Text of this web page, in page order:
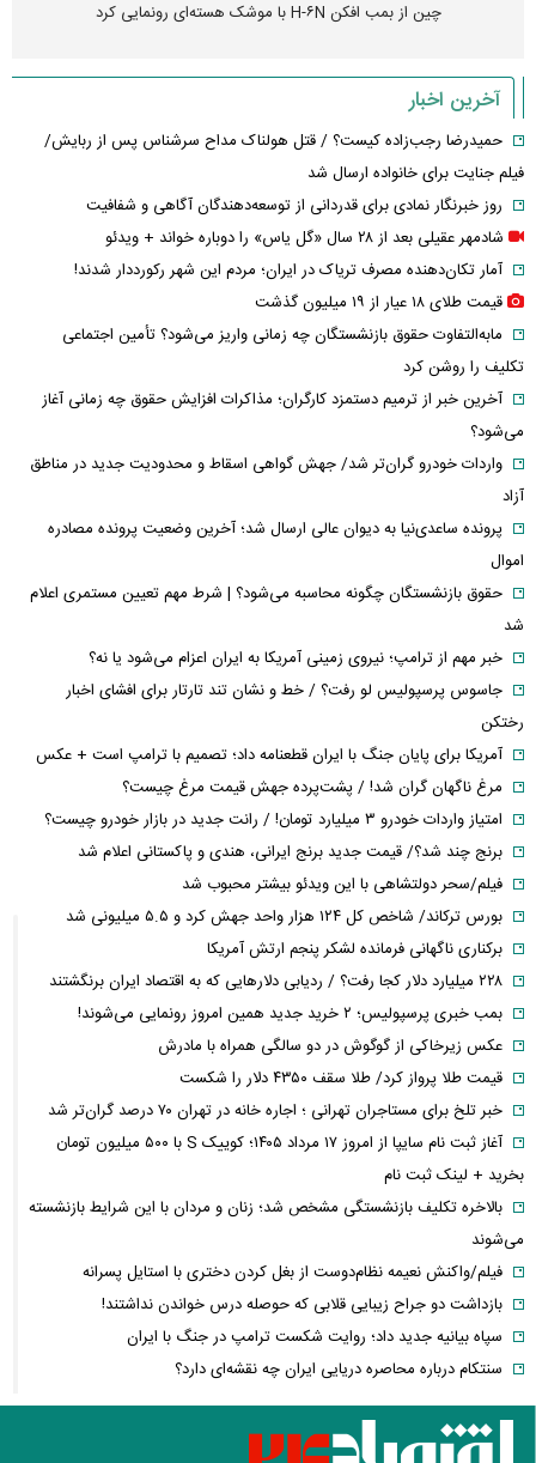
چین از بمب افکن H-۶N با موشک هسته‌ای رونمایی کرد
آخرین اخبار
حمیدرضا رجب‌زاده کیست؟ / قتل هولناک مداح سرشناس پس از ربایش/
فیلم جنایت برای خانواده ارسال شد
روز خبرنگار نمادی برای قدردانی از توسعه‌دهندگان آگاهی و شفافیت
شادمهر عقیلی بعد از ۲۸ سال «گل یاس» را دوباره خواند + ویدئو
آمار تکان‌دهنده مصرف تریاک در ایران؛ مردم این شهر رکورددار شدند!
قیمت طلای ۱۸ عیار از ۱۹ میلیون گذشت
مابه‌التفاوت حقوق بازنشستگان چه زمانی واریز می‌شود؟ تأمین اجتماعی
تکلیف را روشن کرد
آخرین خبر از ترمیم دستمزد کارگران؛ مذاکرات افزایش حقوق چه زمانی آغاز
می‌شود؟
واردات خودرو گران‌تر شد/ جهش گواهی اسقاط و محدودیت جدید در مناطق
آزاد
پرونده ساعدی‌نیا به دیوان عالی ارسال شد؛ آخرین وضعیت پرونده مصادره
اموال
حقوق بازنشستگان چگونه محاسبه می‌شود؟ | شرط مهم تعیین مستمری اعلام
شد
خبر مهم از ترامپ؛ نیروی زمینی آمریکا به ایران اعزام می‌شود یا نه؟
جاسوس پرسپولیس لو رفت؟ / خط و نشان تند تارتار برای افشای اخبار
رختکن
آمریکا برای پایان جنگ با ایران قطعنامه داد؛ تصمیم با ترامپ است + عکس
مرغ ناگهان گران شد! / پشت‌پرده جهش قیمت مرغ چیست؟
امتیاز واردات خودرو ۳ میلیارد تومان! / رانت جدید در بازار خودرو چیست؟
برنج چند شد؟/ قیمت جدید برنج ایرانی، هندی و پاکستانی اعلام شد
فیلم/سحر دولتشاهی با این ویدئو بیشتر محبوب شد
بورس ترکاند/ شاخص کل ۱۲۴ هزار واحد جهش کرد و ۵.۵ میلیونی شد
برکناری ناگهانی فرمانده لشکر پنجم ارتش آمریکا
۲۲۸ میلیارد دلار کجا رفت؟ / ردیابی دلارهایی که به اقتصاد ایران برنگشتند
بمب خبری پرسپولیس؛ ۲ خرید جدید همین امروز رونمایی می‌شوند!
عکس زیرخاکی از گوگوش در دو سالگی همراه با مادرش
قیمت طلا پرواز کرد/ طلا سقف ۴۳۵۰ دلار را شکست
خبر تلخ برای مستاجران تهرانی ؛ اجاره خانه در تهران ۷۰ درصد گران‌تر شد
آغاز ثبت نام سایپا از امروز ۱۷ مرداد ۱۴۰۵؛ کوییک S با ۵۰۰ میلیون تومان
بخرید + لینک ثبت نام
بالاخره تکلیف بازنشستگی مشخص شد؛ زنان و مردان با این شرایط بازنشسته
می‌شوند
فیلم/واکنش نعیمه نظام‌دوست از بغل کردن دختری با استایل پسرانه
بازداشت دو جراح زیبایی قلابی که حوصله درس خواندن نداشتند!
سپاه بیانیه جدید داد؛ روایت شکست ترامپ در جنگ با ایران
سنتکام درباره محاصره دریایی ایران چه نقشه‌ای دارد؟
عکس عاشقانه سپند امیرسلیمانی با پسرش
استایل جذاب لیندا کیانی در اکران ماه پنهان + عکس